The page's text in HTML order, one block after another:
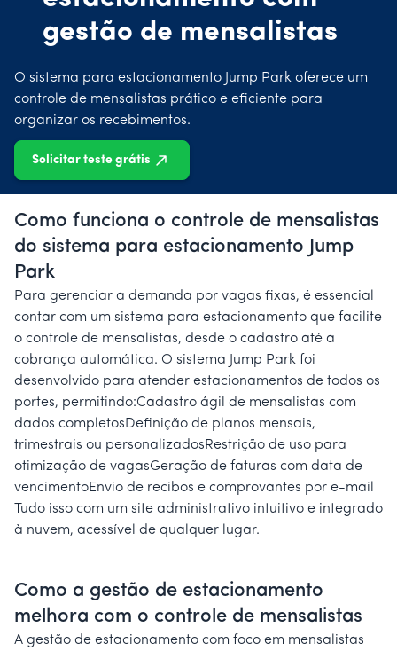
gestão de mensalistas
O sistema para estacionamento Jump Park oferece um
controle de mensalistas prático e eficiente para
organizar os recebimentos.
Solicitar teste grátis
Como funciona o controle de mensalistas
do sistema para estacionamento Jump
Park
Para gerenciar a demanda por vagas fixas, é essencial
contar com um sistema para estacionamento que facilite
o controle de mensalistas, desde o cadastro até a
cobrança automática. O sistema Jump Park foi
desenvolvido para atender estacionamentos de todos os
portes, permitindo:Cadastro ágil de mensalistas com
dados completosDefinição de planos mensais,
trimestrais ou personalizadosRestrição de uso para
otimização de vagasGeração de faturas com data de
vencimentoEnvio de recibos e comprovantes por e-mail
Tudo isso com um site administrativo intuitivo e integrado
à nuvem, acessível de qualquer lugar.
Como a gestão de estacionamento
melhora com o controle de mensalistas
A gestão de estacionamento com foco em mensalistas